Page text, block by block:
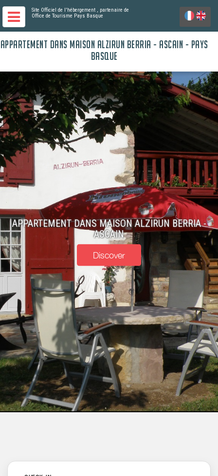
Site Officiel de l'hébergement , partenaire de
Office de Tourisme Pays Basque
APPARTEMENT DANS MAISON ALZIRUN BERRIA - ASCAIN - PAYS
BASQUE
APPARTEMENT DANS MAISON ALZIRUN BERRIA -
ASCAIN
Discover